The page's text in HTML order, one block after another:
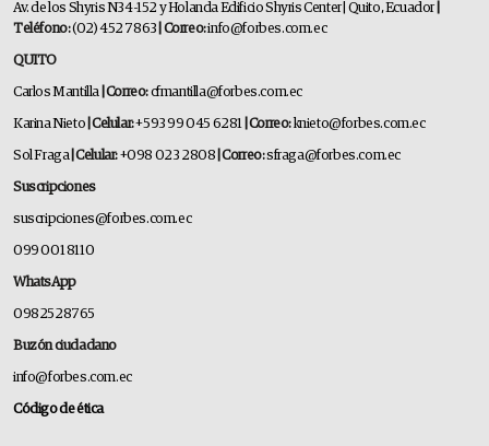
Av. de los Shyris N34-152 y Holanda Edificio Shyris Center | Quito, Ecuador
Teléfono:(02) 452 7863 | Correo:info@forbes.com.ec
QUITO
Carlos Mantilla | Correo:cfmantilla@forbes.com.ec
Karina Nieto | Celular:+593 99 045 6281 | Correo:knieto@forbes.com.ec
Sol Fraga| Celular:+098 023 2808 | Correo:sfraga@forbes.com.ec
Suscripciones
suscripciones@forbes.com.ec
099 001 8110
WhatsApp
0982528765
Buzón ciudadano
info@forbes.com.ec
Código de ética